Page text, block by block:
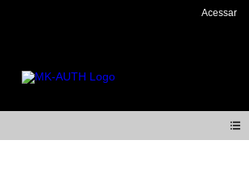
Acessar